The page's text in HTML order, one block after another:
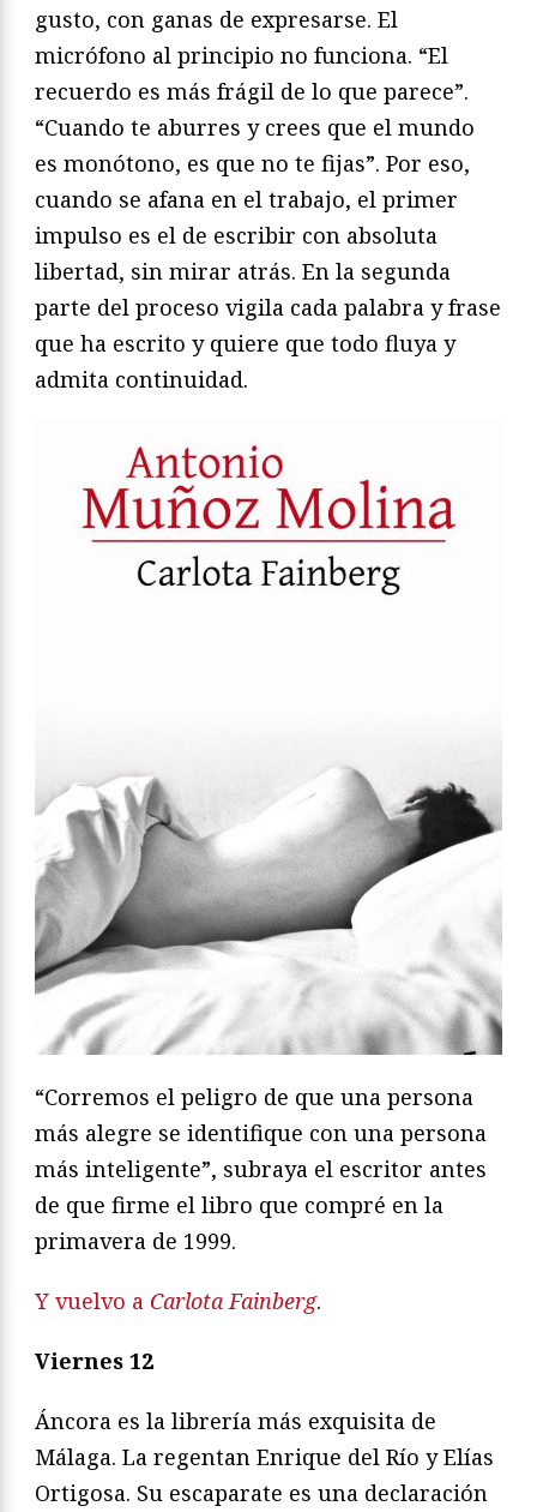
gusto, con ganas de expresarse. El
micrófono al principio no funciona. “El
recuerdo es más frágil de lo que parece”.
“Cuando te aburres y crees que el mundo
es monótono, es que no te fijas”. Por eso,
cuando se afana en el trabajo, el primer
impulso es el de escribir con absoluta
libertad, sin mirar atrás. En la segunda
parte del proceso vigila cada palabra y frase
que ha escrito y quiere que todo fluya y
admita continuidad.
“Corremos el peligro de que una persona
más alegre se identifique con una persona
más inteligente”, subraya el escritor antes
de que firme el libro que compré en la
primavera de 1999.
Y vuelvo a Carlota Fainberg.
Viernes 12
Áncora es la librería más exquisita de
Málaga. La regentan Enrique del Río y Elías
Ortigosa. Su escaparate es una declaración